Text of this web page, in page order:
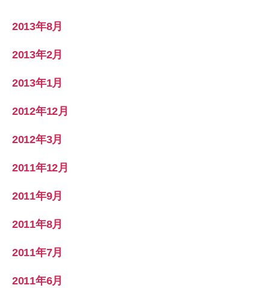
2013年8月
2013年2月
2013年1月
2012年12月
2012年3月
2011年12月
2011年9月
2011年8月
2011年7月
2011年6月